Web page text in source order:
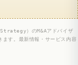
）のM&Aアドバイザ
ます。最新情報・サービス内容